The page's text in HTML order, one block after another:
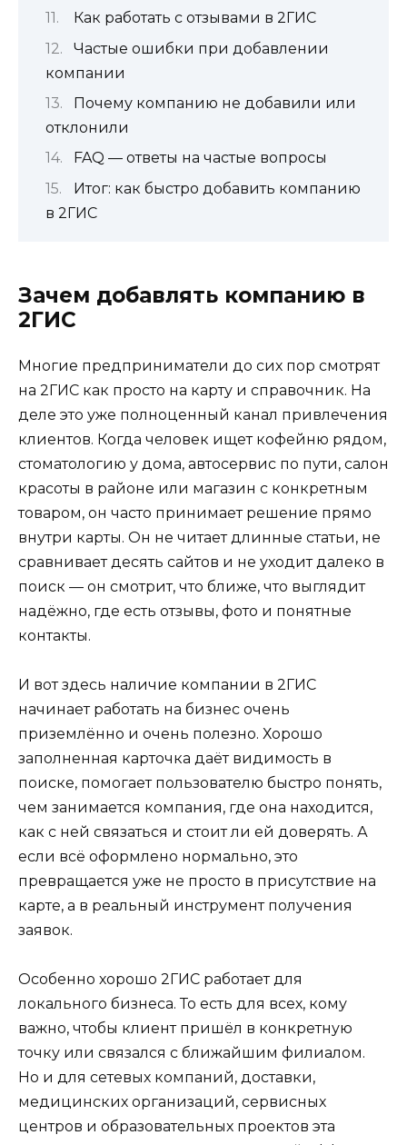
Как работать с отзывами в 2ГИС
Частые ошибки при добавлении
компании
Почему компанию не добавили или
отклонили
FAQ — ответы на частые вопросы
Итог: как быстро добавить компанию
в 2ГИС
Зачем добавлять компанию в
2ГИС
Многие предприниматели до сих пор смотрят
на 2ГИС как просто на карту и справочник. На
деле это уже полноценный канал привлечения
клиентов. Когда человек ищет кофейню рядом,
стоматологию у дома, автосервис по пути, салон
красоты в районе или магазин с конкретным
товаром, он часто принимает решение прямо
внутри карты. Он не читает длинные статьи, не
сравнивает десять сайтов и не уходит далеко в
поиск — он смотрит, что ближе, что выглядит
надёжно, где есть отзывы, фото и понятные
контакты.
И вот здесь наличие компании в 2ГИС
начинает работать на бизнес очень
приземлённо и очень полезно. Хорошо
заполненная карточка даёт видимость в
поиске, помогает пользователю быстро понять,
чем занимается компания, где она находится,
как с ней связаться и стоит ли ей доверять. А
если всё оформлено нормально, это
превращается уже не просто в присутствие на
карте, а в реальный инструмент получения
заявок.
Особенно хорошо 2ГИС работает для
локального бизнеса. То есть для всех, кому
важно, чтобы клиент пришёл в конкретную
точку или связался с ближайшим филиалом.
Но и для сетевых компаний, доставки,
медицинских организаций, сервисных
центров и образовательных проектов эта